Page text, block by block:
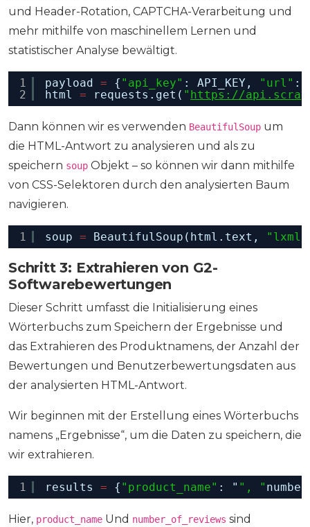
und Header-Rotation, CAPTCHA-Verarbeitung und
mehr mithilfe von maschinellem Lernen und
statistischer Analyse bewältigt.
1
2
payload = { "api_key" : API_KEY, "url" :
html = requests.get( " https://
Dann können wir es verwenden BeautifulSoup um
die HTML-Antwort zu analysieren und als zu
speichern soup Objekt – so können wir dann mithilfe
von CSS-Selektoren durch den analysierten Baum
navigieren.
1 soup = BeautifulSoup(html.text, "lxml"
Schritt 3: Extrahieren von G2-
Softwarebewertungen
Dieser Schritt umfasst die Initialisierung eines
Wörterbuchs zum Speichern der Ergebnisse und
das Extrahieren des Produktnamens, der Anzahl der
Bewertungen und Benutzerbewertungsdaten aus
der analysierten HTML-Antwort.
Wir beginnen mit der Erstellung eines Wörterbuchs
namens „Ergebnisse“, um die Daten zu speichern, die
wir extrahieren.
1 results = { "product_name" : " ", "
Hier, product_name Und number_of_reviews sind